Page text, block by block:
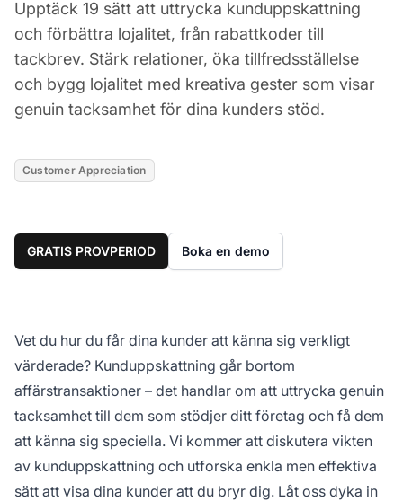
Upptäck 19 sätt att uttrycka kunduppskattning
och förbättra lojalitet, från rabattkoder till
tackbrev. Stärk relationer, öka tillfredsställelse
och bygg lojalitet med kreativa gester som visar
genuin tacksamhet för dina kunders stöd.
Customer Appreciation
GRATIS PROVPERIOD Boka en demo
Vet du hur du får dina kunder att känna sig verkligt
värderade? Kunduppskattning går bortom
affärstransaktioner – det handlar om att uttrycka genuin
tacksamhet till dem som stödjer ditt företag och få dem
att känna sig speciella. Vi kommer att diskutera vikten
av kunduppskattning och utforska enkla men effektiva
sätt att visa dina kunder att du bryr dig. Låt oss dyka in